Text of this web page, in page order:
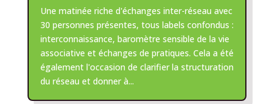
Une matinée riche d'échanges inter-réseau avec
30 personnes présentes, tous labels confondus :
interconnaissance, baromètre sensible de la vie
associative et échanges de pratiques. Cela a été
également l'occasion de clarifier la structuration
du réseau et donner à...